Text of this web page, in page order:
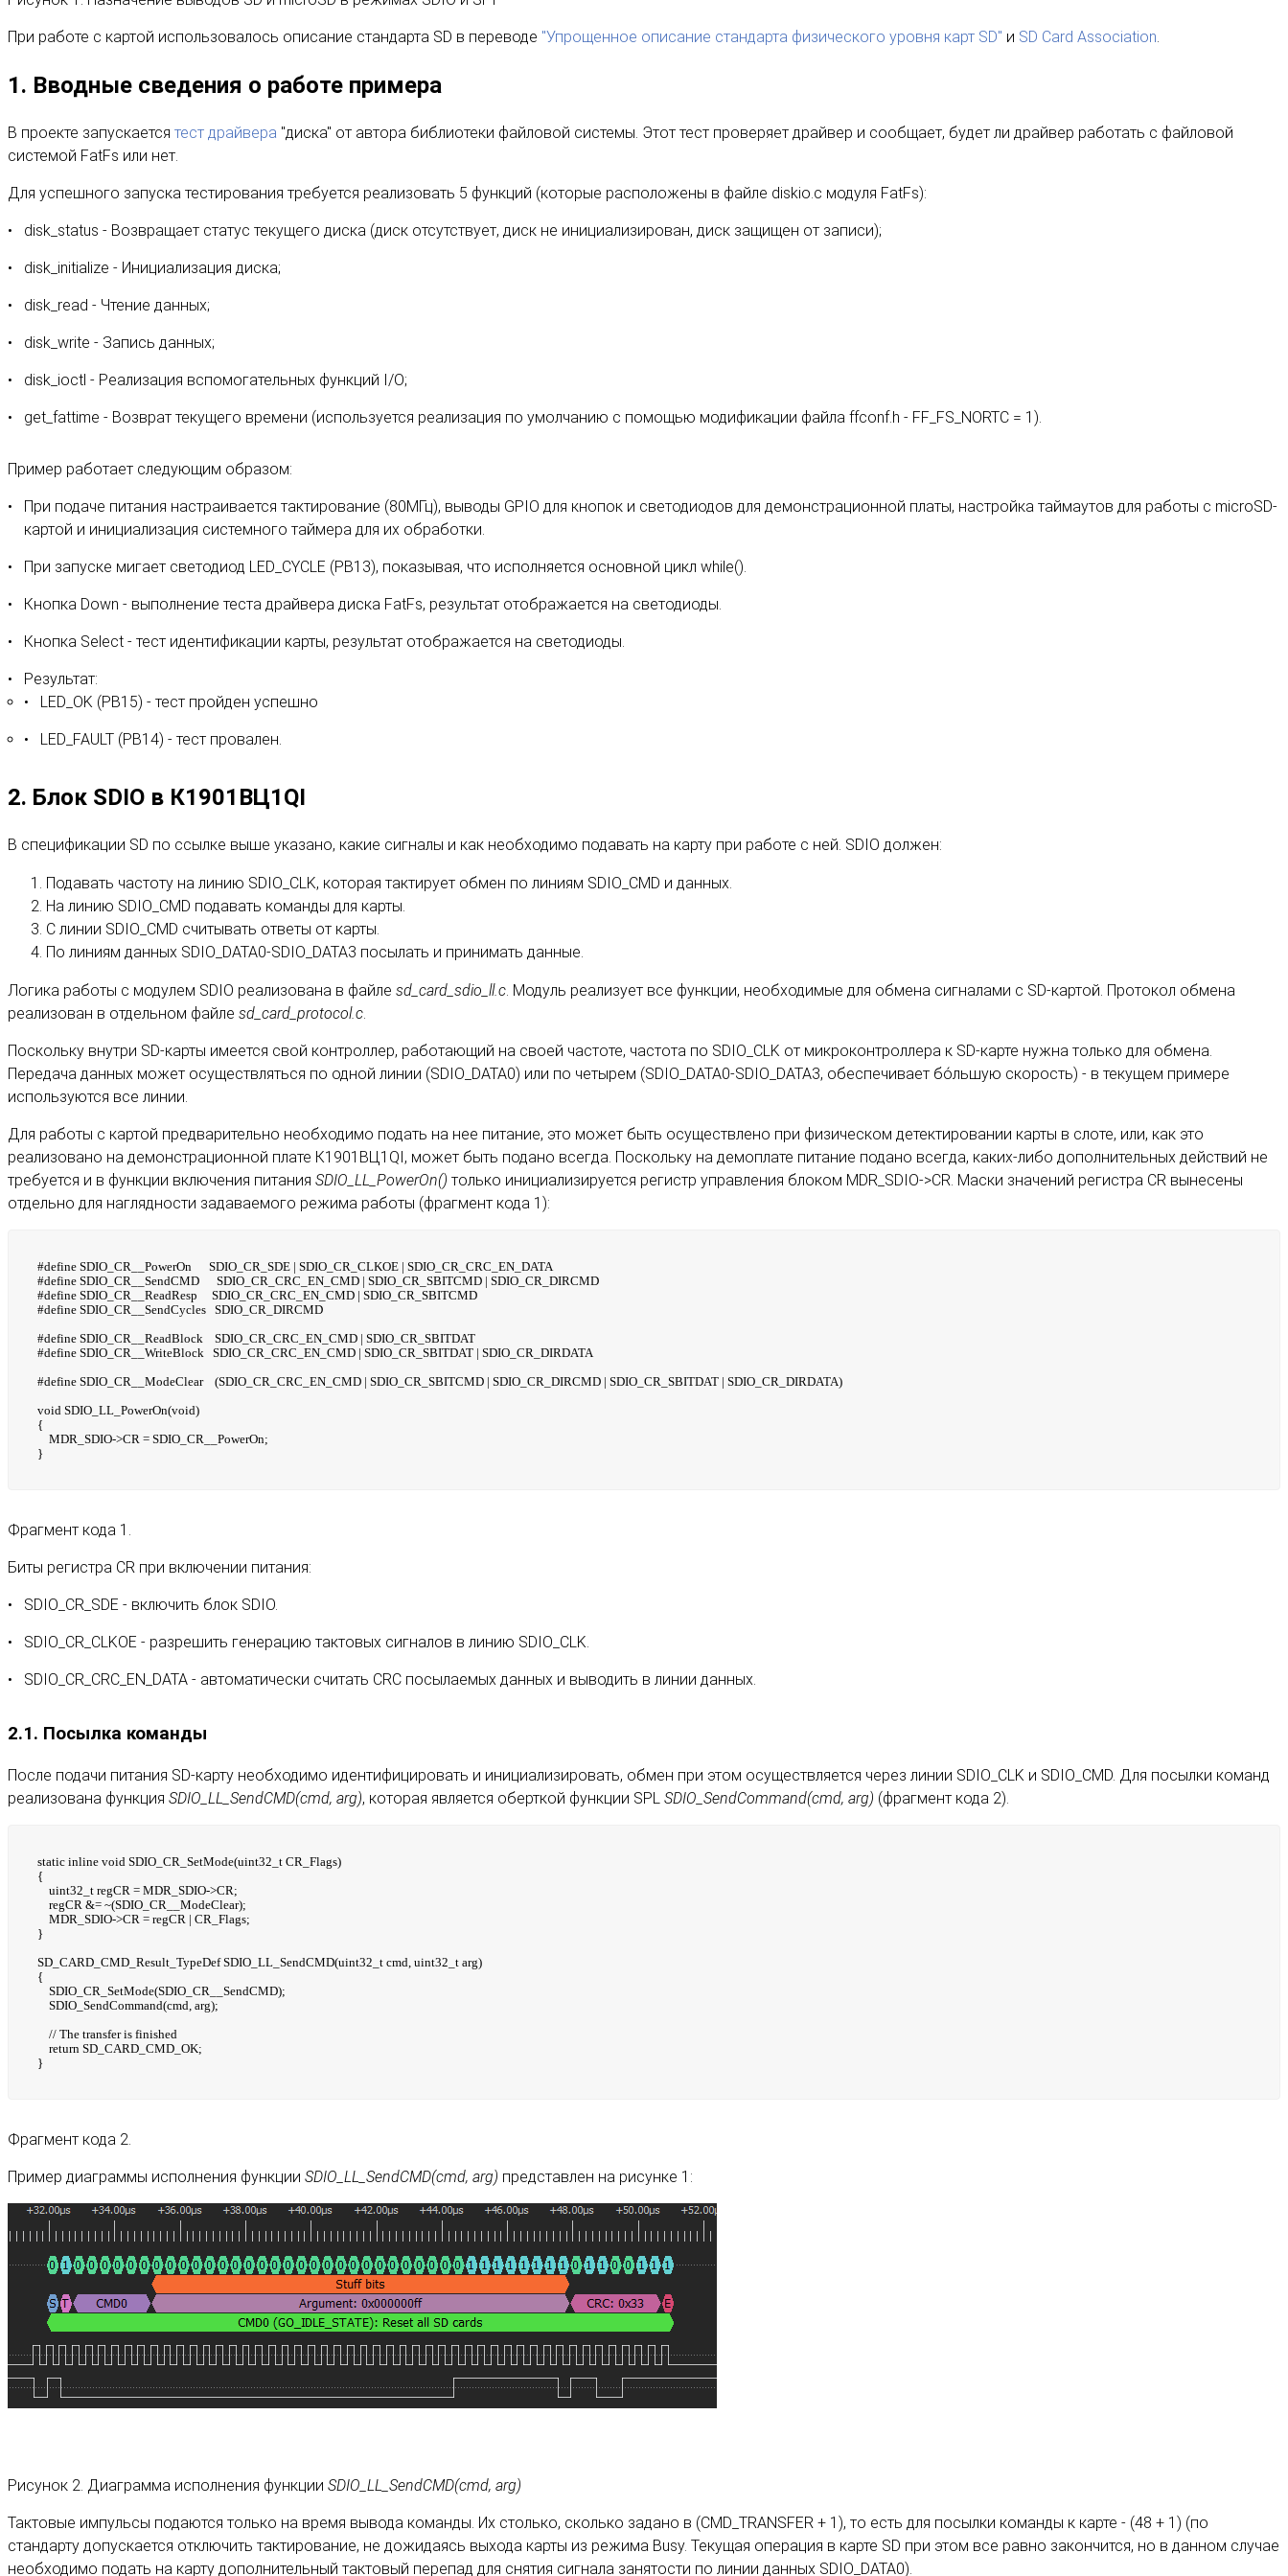
При работе с картой использовалось описание стандарта SD в переводе "Упрощенное описание стандарта физического уровня карт SD" и SD Card Association.
1. Вводные сведения о работе примера
В проекте запускается тест драйвера "диска" от автора библиотеки файловой системы. Этот тест проверяет драйвер и сообщает, будет ли драйвер работать с файловой
системой FatFs или нет.
Для успешного запуска тестирования требуется реализовать 5 функций (которые расположены в файле diskio.c модуля FatFs):
disk_status - Возвращает статус текущего диска (диск отсутствует, диск не инициализирован, диск защищен от записи);
disk_initialize - Инициализация диска;
disk_read - Чтение данных;
disk_write - Запись данных;
disk_ioctl - Реализация вспомогательных функций I/O;
get_fattime - Возврат текущего времени (используется реализация по умолчанию с помощью модификации файла ffconf.h - FF_FS_NORTC = 1).
Пример работает следующим образом:
При подаче питания настраивается тактирование (80МГц), выводы GPIO для кнопок и светодиодов для демонстрационной платы, настройка таймаутов для работы с microSD-
картой и инициализация системного таймера для их обработки.
При запуске мигает светодиод LED_CYCLE (PB13), показывая, что исполняется основной цикл while().
Кнопка Down - выполнение теста драйвера диска FatFs, результат отображается на светодиоды.
Кнопка Select - тест идентификации карты, результат отображается на светодиоды.
Результат:
LED_OK (PB15) - тест пройден успешно
LED_FAULT (PB14) - тест провален.
2. Блок SDIO в К1901ВЦ1QI
В спецификации SD по ссылке выше указано, какие сигналы и как необходимо подавать на карту при работе с ней. SDIO должен:
Подавать частоту на линию SDIO_CLK, которая тактирует обмен по линиям SDIO_CMD и данных.
На линию SDIO_CMD подавать команды для карты.
С линии SDIO_CMD считывать ответы от карты.
По линиям данных SDIO_DATA0-SDIO_DATA3 посылать и принимать данные.
Логика работы с модулем SDIO реализована в файле sd_card_sdio_ll.c . Модуль реализует все функции, необходимые для обмена сигналами с SD-картой. Протокол обмена
реализован в отдельном файле sd_card_protocol.c
Поскольку внутри SD-карты имеется свой контроллер, работающий на своей частоте, частота по SDIO_CLK от микроконтроллера к SD-карте нужна только для обмена.
Передача данных может осуществляться по одной линии (SDIO_DATA0) или по четырем (SDIO_DATA0-SDIO_DATA3, обеспечивает бо́льшую скорость) - в текущем примере
используются все линии.
Для работы с картой предварительно необходимо подать на нее питание, это может быть осуществлено при физическом детектировании карты в слоте, или, как это
реализовано на демонстрационной плате К1901ВЦ1QI, может быть подано всегда. Поскольку на демоплате питание подано всегда, каких-либо дополнительных действий не
требуется и в функции включения питания SDIO_LL_PowerOn() только инициализируется регистр управления блоком MDR_SDIO->CR. Маски значений регистра CR вынесены
отдельно для наглядности задаваемого режима работы (фрагмент кода 1):
#define SDIO_CR__PowerOn SDIO_CR_SDE | SDIO_CR_CLKOE | SDIO_CR_CRC_EN_DATA
#define SDIO_CR__SendCMD SDIO_CR_CRC_EN_CMD | SDIO_CR_SBITCMD | SDIO_CR_DIRCMD
#define SDIO_CR__ReadResp SDIO_CR_CRC_EN_CMD | SDIO_CR_SBITCMD
#define SDIO_CR__SendCycles SDIO_CR_DIRCMD
#define SDIO_CR__ReadBlock SDIO_CR_CRC_EN_CMD | SDIO_CR_SBITDAT
#define SDIO_CR__WriteBlock SDIO_CR_CRC_EN_CMD | SDIO_CR_SBITDAT | SDIO_CR_DIRDATA
#define SDIO_CR__ModeClear (SDIO_CR_CRC_EN_CMD | SDIO_CR_SBITCMD | SDIO_CR_DIRCMD | SDIO_CR_SBITDAT | SDIO_CR_DIRDATA)
void SDIO_LL_PowerOn(void)
{
MDR_SDIO->CR = SDIO_CR__PowerOn;
}
Фрагмент кода 1.
Биты регистра CR при включении питания:
SDIO_CR_SDE - включить блок SDIO.
SDIO_CR_CLKOE - разрешить генерацию тактовых сигналов в линию SDIO_CLK.
SDIO_CR_CRC_EN_DATA - автоматически считать CRC посылаемых данных и выводить в линии данных.
2.1. Посылка команды
После подачи питания SD-карту необходимо идентифицировать и инициализировать, обмен при этом осуществляется через линии SDIO_CLK и SDIO_CMD. Для посылки команд
реализована функция SDIO_LL_SendCMD(cmd, arg), которая является оберткой функции SPL SDIO_SendCommand(cmd, arg) (фрагмент кода 2).
static inline void SDIO_CR_SetMode(uint32_t CR_Flags)
{
uint32_t regCR = MDR_SDIO->CR;
regCR &= ~(SDIO_CR__ModeClear);
MDR_SDIO->CR = regCR | CR_Flags;
}
SD_CARD_CMD_Result_TypeDef SDIO_LL_SendCMD(uint32_t cmd, uint32_t arg)
{
SDIO_CR_SetMode(SDIO_CR__SendCMD);
SDIO_SendCommand(cmd, arg);
// The transfer is finished
return SD_CARD_CMD_OK;
}
Фрагмент кода 2.
Пример диаграммы исполнения функции SDIO_LL_SendCMD(cmd, arg) представлен на рисунке 1:
Рисунок 2. Диаграмма исполнения функции SDIO_LL_SendCMD(cmd, arg)
Тактовые импульсы подаются только на время вывода команды. Их столько, сколько задано в (CMD_TRANSFER + 1), то есть для посылки команды к карте - (48 + 1) (по
стандарту допускается отключить тактирование, не дожидаясь выхода карты из режима Busy. Текущая операция в карте SD при этом все равно закончится, но в данном случае
необходимо подать на карту дополнительный тактовый перепад для снятия сигнала занятости по линии данных SDIO_DATA0).